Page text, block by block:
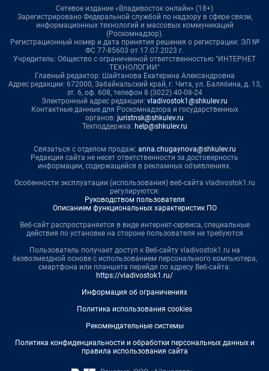
Сетевое издание «Владивосток онлайн» (18+)
Зарегистрировано Федеральной службой по надзору в сфере связи,
информационных технологий и массовых коммуникаций
(Роскомнадзор).
Регистрационный номер и дата принятия решения о регистрации: ЭЛ №
ФС 77-85603 от 17.07.2023 г.
Учредитель: Общество с ограниченной ответственностью "ИНТЕРНЕТ
ТЕХНОЛОГИИ"
Главный редактор: Шайтанова Екатерина Александровна
Адрес редакции: 672000, Забайкальский край, г. Чита, ул. Балябина, д. 13,
эт. 6, оф. 608, телефон 8 (3022) 40-08-24
Электронный адрес редакции: vladivostok1@shkulev.ru
Контактные данные для Роскомнадзора и государственных
органов: juristnsk@shkulev.ru
Техподдержка: help@shkulev.ru
Связаться с отделом продаж: anna.chugaynova@shkulev.ru
Редакция сайта не несет ответственности за достоверность
информации, содержащейся в рекламных объявлениях.
Особенности эксплуатации (использования) веб-сайта vladivostok1.ru
регулируются:
Руководством пользователя
Описанием функциональных характеристик ПО
Веб-сайт распространяется в виде интернет-сервиса, специальные
действия по установке на стороне пользователя не требуются
Пользователь получает доступ к Веб-сайту vladivostok1.ru на
безвозмездной основе с использованием персонального компьютера,
смартфона или планшета перейдя по адресу Веб-сайта:
https://vladivostok1.ru/
Информация об ограничениях
Политика использования cookies
Рекомендательные системы
Политика конфиденциальности и обработки персональных данных и
правила использования сайта